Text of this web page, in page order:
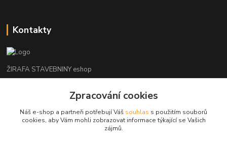
Kontakty
ŽIRAFA STAVEBNINY eshop
+420 312 685 342
kladno@zirafa-stavebniny.cz
Zpracování cookies
Náš e-shop a partneři potřebují Váš souhlas s použitím souborů
cookies, aby Vám mohli zobrazovat informace týkající se Vašich
zájmů.